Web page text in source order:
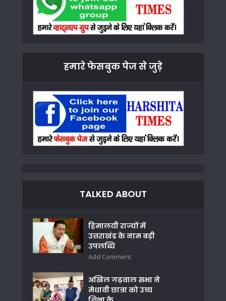
हमारे फेसबुक पेज से जुड़े
TALKED ABOUT
हिमालयी राज्यों में
उत्तराखंड के नाम बड़ी
उपलब्धि
Add Comment
अखिल गढ़वाल सभा ने
मेधावी छात्रा को उच्च